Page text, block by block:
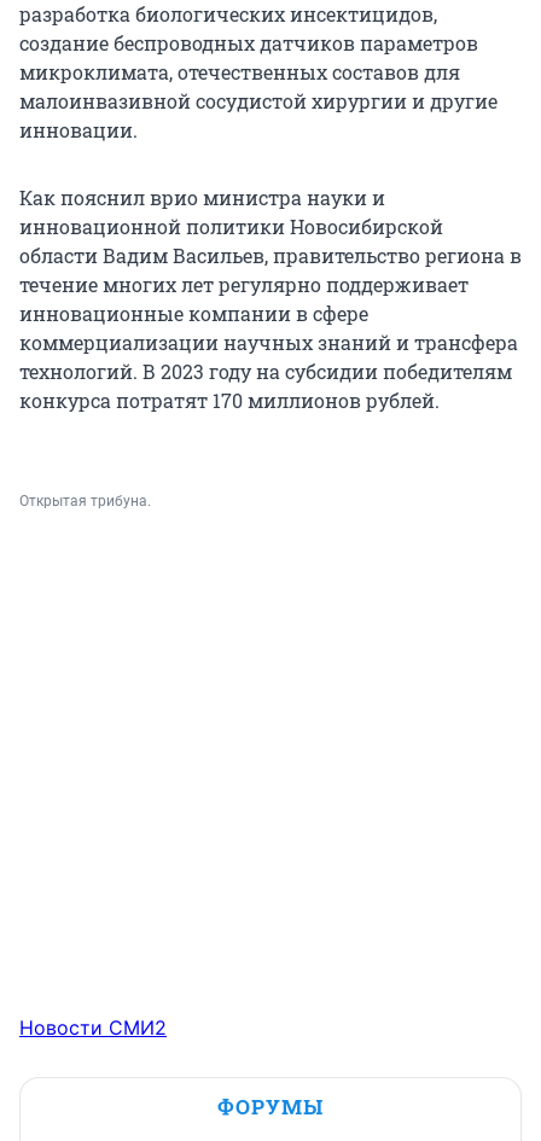
разработка биологических инсектицидов,
создание беспроводных датчиков параметров
микроклимата, отечественных составов для
малоинвазивной сосудистой хирургии и другие
инновации.
Как пояснил врио министра науки и
инновационной политики Новосибирской
области Вадим Васильев, правительство региона в
течение многих лет регулярно поддерживает
инновационные компании в сфере
коммерциализации научных знаний и трансфера
технологий. В 2023 году на субсидии победителям
конкурса потратят 170 миллионов рублей.
Открытая трибуна.
Новости СМИ2
ФОРУМЫ